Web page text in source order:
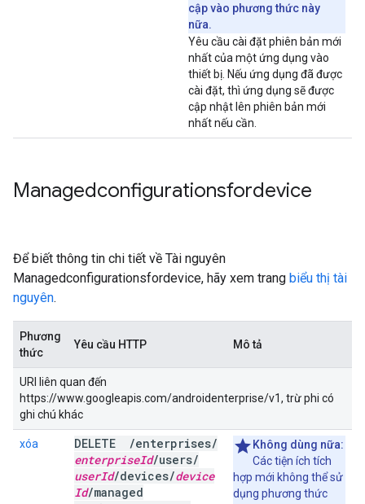
cập vào phương thức này
nữa.
Yêu cầu cài đặt phiên bản mới
nhất của một ứng dụng vào
thiết bị. Nếu ứng dụng đã được
cài đặt, thì ứng dụng sẽ được
cập nhật lên phiên bản mới
nhất nếu cần.
Managedconfigurationsfordevice
Để biết thông tin chi tiết về Tài nguyên
Managedconfigurationsfordevice, hãy xem trang biểu thị tài
nguyên.
Phương
thức
Yêu cầu HTTP Mô tả
URI liên quan đến
https://www.googleapis.com/androidenterprise/v1, trừ phi có
ghi chú khác
xóa DELETE /enterprises/
enterpriseId/users/
userId/devices/device
Id/managed
Không dùng nữa:
Các tiện ích tích
hợp mới không thể sử
dụng phương thức